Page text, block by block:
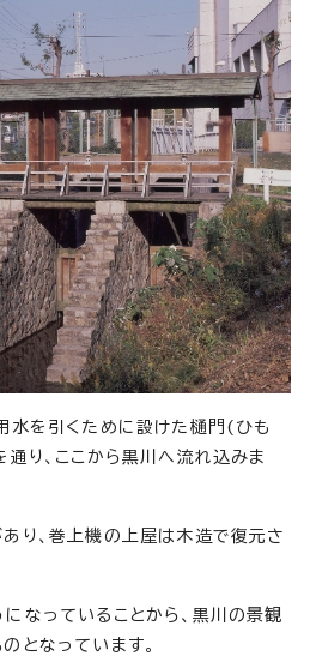
を引くために設けた樋門(ひも
り、ここから黒川へ流れ込みま
り、巻上機の上屋は木造で復元さ
なっていることから、黒川の景観
となっています。